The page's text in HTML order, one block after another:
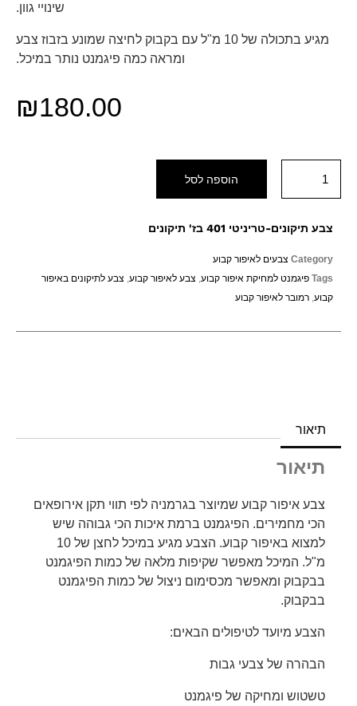
שינויי גוון.
מגיע בתכולה של 10 מ"ל עם בקבוק לחיצה שמונע בזבוז צבע
ומראה כמה פיגמנט נותר במיכל.
₪180.00
הוספה לסל
צבע תיקונים-טריניטי 401 בז' תיקונים
Category צבעים לאיפור קבוע
Tags פיגמנט למחיקת איפור קבוע, צבע לאיפור קבוע, צבע לתיקונים באיפור
קבוע, רמובר לאיפור קבוע
תיאור
תיאור
צבע איפור קבוע שמיוצר בגרמניה לפי תווי תקן אירופאים
הכי מחמירים. הפיגמנט ברמת איכות הכי גבוהה שיש
למצוא באיפור קבוע. הצבע מגיע במיכל לחצן של 10
מ"ל. המיכל מאפשר שקיפות מלאה של כמות הפיגמנט
בבקבוק ומאפשר מכסימום ניצול של כמות הפיגמנט
בבקבוק.
הצבע מיועד לטיפולים הבאים:
הבהרה של צבעי גבות
טשטוש ומחיקה של פיגמנט